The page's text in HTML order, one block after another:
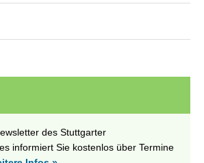
des Stuttgarter
informiert Sie kostenlos über Termine